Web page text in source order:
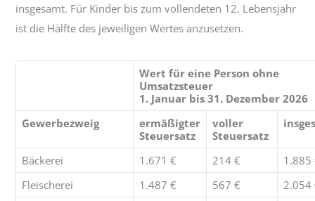
insgesamt. Für Kinder bis zum vollendeten 12. Lebensjahr
ist die Hälfte des jeweiligen Wertes anzusetzen.
Wert für eine Person ohne
Umsatzsteuer
1. Januar bis 31. Dezember 2026
Gewerbezweig
ermäßigter
Steuersatz
voller
Steuersatz
Bäckerei 1.671 € 214 €
1.885
Fleischerei
1.487 € 567 €
2.054